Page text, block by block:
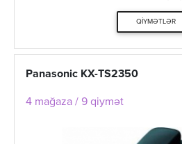
QIYMƏTLƏR
Panasonic KX-TS2350
4 mağaza / 9 qiymət